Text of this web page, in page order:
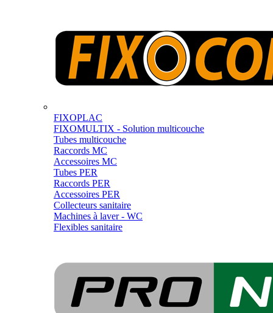
FIXOPLAC
FIXOMULTIX - Solution multicouche
Tubes multicouche
Raccords MC
Accessoires MC
Tubes PER
Raccords PER
Accessoires PER
Collecteurs sanitaire
Machines à laver - WC
Flexibles sanitaire